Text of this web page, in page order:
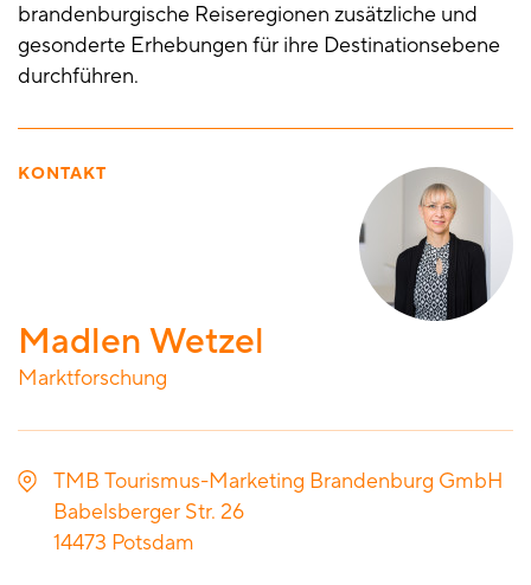
brandenburgische Reiseregionen zusätzliche und
gesonderte Erhebungen für ihre Destinationsebene
durchführen.
KONTAKT
Madlen Wetzel
Marktforschung
TMB Tourismus-Marketing Brandenburg GmbH
Babelsberger Str. 26
14473 Potsdam